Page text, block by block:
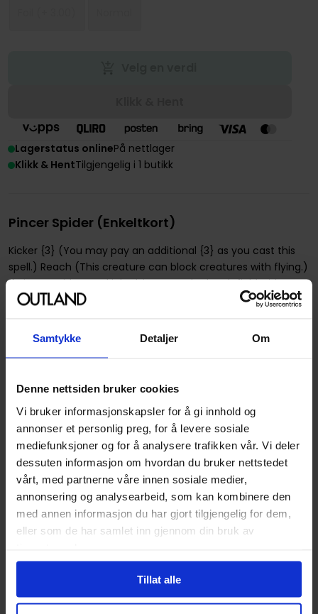
Samtykke Detaljer Om
Denne nettsiden bruker cookies
Vi bruker informasjonskapsler for å gi innhold og
annonser et personlig preg, for å levere sosiale
mediefunksjoner og for å analysere trafikken vår. Vi deler
dessuten informasjon om hvordan du bruker nettstedet
vårt, med partnerne våre innen sosiale medier,
annonsering og analysearbeid, som kan kombinere den
med annen informasjon du har gjort tilgjengelig for dem,
eller som de har samlet inn gjennom din bruk av
Tillat alle
Lagerstatus onlinePå nettlager
Klikk & HentTilgjengelig i 1 butikk
Pincer Spider (Enkeltkort)
Kicker {3} (You may pay an additional {3} as you cast this
spell.) Reach (This creature can block creatures with flying.)
If Pincer Spider was kicked, it enters the battlefield with a
+1/+1 counter on it.
både nye og brukte, og vil alltid ha en gradering tilsvarende
EX (Excellent) eller bedre.
Klikk her for å lese mer om EX-
Spesifikasjoner
Varenummer
480000048088
Format
Løskort
Korttype
Creature
Kort Subtype
Spider